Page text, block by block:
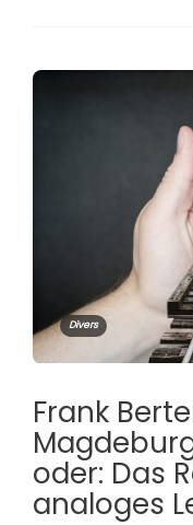
Divers
Frank
oder: Das
analoges